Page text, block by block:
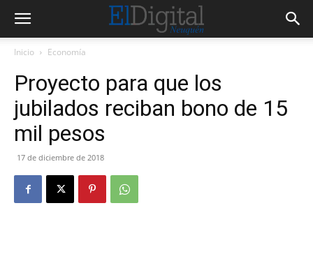
Inicio Economía
Proyecto para que los
jubilados reciban bono de 15
mil pesos
17 de diciembre de 2018